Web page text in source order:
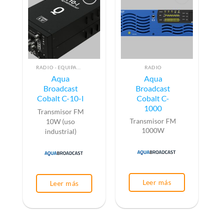
Aqua
Broadcast
Cobalt C-10-I
Transmisor FM
10W (uso
industrial)
Leer más
RADIO
Aqua
Broadcast
Cobalt C-
1000
Transmisor FM
1000W
Leer más